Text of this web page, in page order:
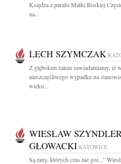
Księdza z parafii Matki Boskiej
na...
LECH SZYMCZAK
Z głębokim żalem zawiadamiamy, iż
nieszczęśliwego wypadku na
wieku...
WIESŁAW
GŁOWACKI KATOWICE
Są rany, których czas nie goi..."